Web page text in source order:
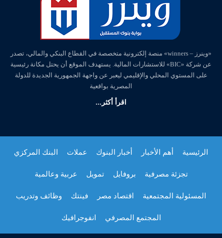
«وينرز – winners» منصة إلكترونية متخصصة في القطاع البنكي والمالي، تصدر
عن شركة «BIC» للاستشارات المالية. يستهدف الموقع أن يحتل مكانة رئيسية
على المستوي المحلي والإقليمي ليعبر عن واجهة الجمهورية الجديدة للدولة
المصرية بواقعية
اقرأ أكثر...
الرئيسية أهم الأخبار أخبار البنوك عملات البنك المركزي
تجزئة مصرفية بروفايل تمويل عربية وعالمية
المسئولية المجتمعية اقتصاد مصر فينتك وظائف وتدريب
المجتمع المصرفي انفوجرافيك